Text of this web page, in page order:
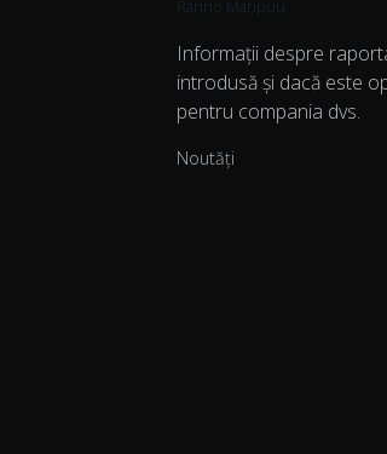
Ranno Maripuu
Informații despre
introdusă și dacă este
pentru compania dvs.
Noutăți